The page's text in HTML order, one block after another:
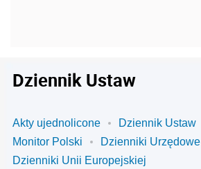
Dziennik Ustaw
Akty ujednolicone
Dziennik Ustaw
Monitor Polski
Dzienniki Urzędowe
Dzienniki Unii Europejskiej